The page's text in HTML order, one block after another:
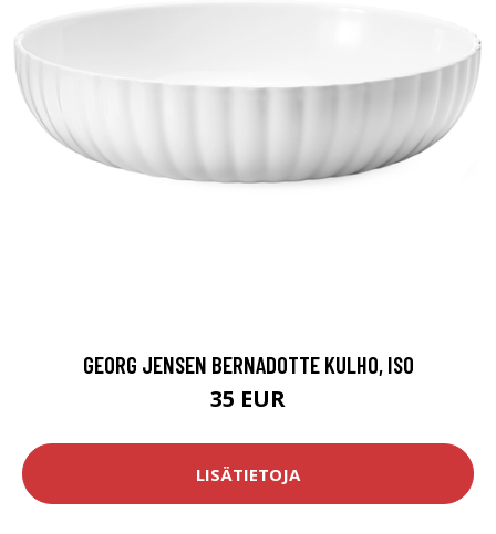
GEORG JENSEN BERNADOTTE KULHO, ISO
35 EUR
LISÄTIETOJA